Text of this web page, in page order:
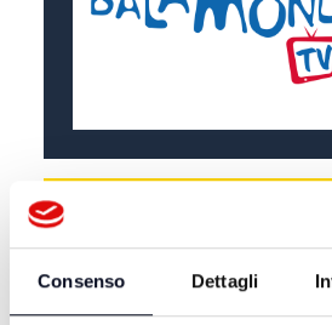
Consenso Dettagli
ALTRE NOTIZIE